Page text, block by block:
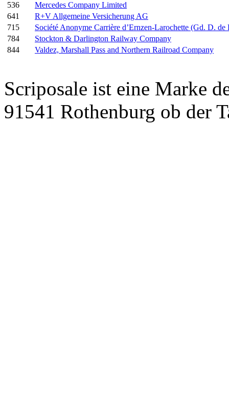
536
Mercedes Company Limited
641
R+V Allgemeine Versicherung AG
715
Société Anonyme Carrière d’Ernzen-Larochette (Gd. D.
784
Stockton & Darlington Railway Company
844
Valdez, Marshall Pass and Northern Railroad Company
Scriposale ist eine Marke
91541 Rothenburg ob der